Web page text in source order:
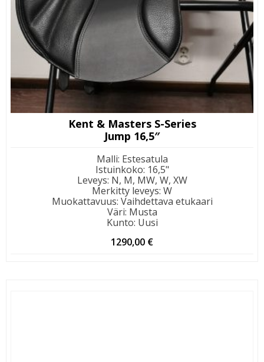
Kent & Masters S-Series
Jump 16,5″
Malli: Estesatula
Istuinkoko: 16,5"
Leveys: N, M, MW, W, XW
Merkitty leveys: W
Muokattavuus: Vaihdettava etukaari
Väri: Musta
Kunto: Uusi
1290,00 €